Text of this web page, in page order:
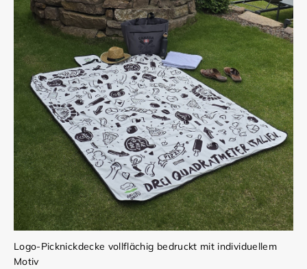
Logo-Picknickdecke vollflächig bedruckt mit individuellem
Motiv